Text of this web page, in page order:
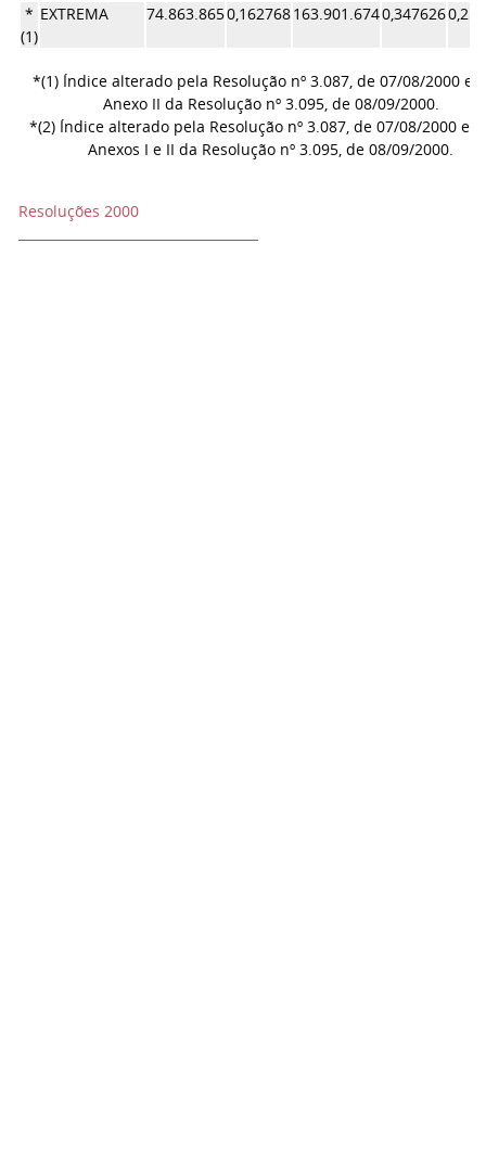
*
(1)
EXTREMA 74.863.8650,162768163.901.6740,347626
*(1) Índice alterado pela Resolução nº 3.087, de 07/08/2000 e
Anexo II da Resolução nº 3.095, de 08/09/2000.
*(2) Índice alterado pela Resolução nº 3.087, de 07/08/2000 e
Anexos I e II da Resolução nº 3.095, de 08/09/2000.
Resoluções 2000